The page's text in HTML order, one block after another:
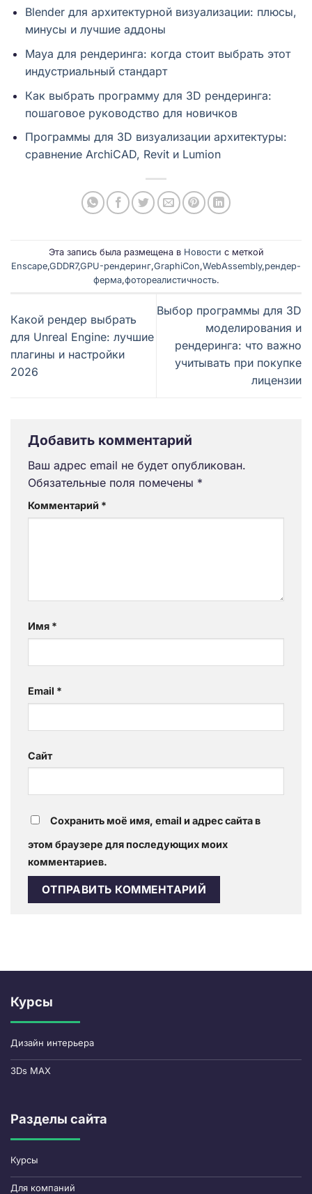
Blender для архитектурной визуализации: плюсы,
минусы и лучшие аддоны
Maya для рендеринга: когда стоит выбрать этот
индустриальный стандарт
Как выбрать программу для 3D рендеринга:
пошаговое руководство для новичков
Программы для 3D визуализации архитектуры:
сравнение ArchiCAD, Revit и Lumion
Эта запись была размещена в Новости с меткой
Enscape,GDDR7,GPU-рендеринг,GraphiCon,WebAssembly,рендер-
ферма,фотореалистичность.
Какой рендер выбрать
для Unreal Engine: лучшие
плагины и настройки
2026
Выбор программы для 3D
моделирования и
рендеринга: что важно
учитывать при покупке
лицензии
Добавить комментарий
Ваш адрес email не будет опубликован.
Обязательные поля помечены *
Комментарий *
Имя *
Email *
Сайт
Сохранить моё имя, email и адрес сайта в
этом браузере для последующих моих
комментариев.
Курсы
Дизайн интерьера
3Ds MAX
Разделы сайта
Курсы
Для компаний